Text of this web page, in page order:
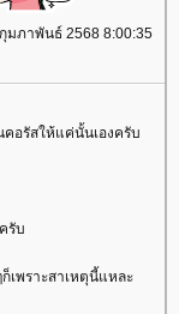
มภาพันธ์ 2568 8:00:35
คอรัสให้แค่นั้นเองครับ
รับ
เพราะสาเหตุนี้แหละ